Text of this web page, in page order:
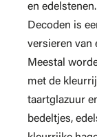
en edelstenen.
Decoden is
versieren van
Meestal
met de
taartglazuur
bedeltjes,